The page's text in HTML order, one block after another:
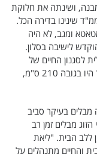
השבוע
הצעירה
ושינתה את חלוקת
שינינו בדירה הכל.
ומגב, לא היה
לישיבה בסלון.
לסגנון החיים של
הדיירים", היא מספרת. אפילו החלונות, שבמקור היו בגובה 210 ס"מ,
בעיקר סביב
הזוג מבלים זמן רב
הבית. "ליאת
והחיים מתנהלים על